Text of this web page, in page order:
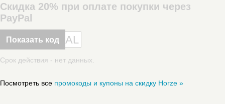
Скидка 20% при оплате покупки через
PayPal
Показать код AL
Срок действия - нет данных.
Посмотреть все промокоды и купоны на скидку Horze »